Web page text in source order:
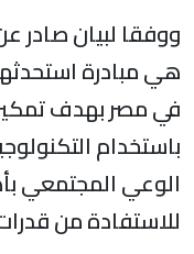
ووفقا لبيان صادر
هي مبادرة استحدثها
في مصر بهدف
باستخدام
الوعي المجتمعي
للاستفادة من